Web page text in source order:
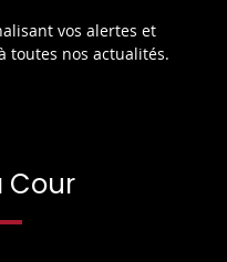
vos alertes et
toutes nos actualités.
Cour